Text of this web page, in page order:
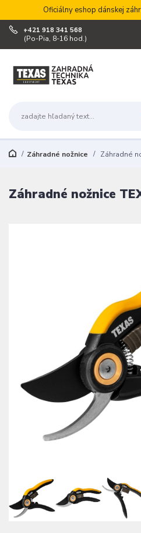
Oficiálny eshop dánskej
+421 918 341 568
(Po-Pia, 8-16 hod.)
Záhradné nožnice Záhradné
Záhradné nožnice